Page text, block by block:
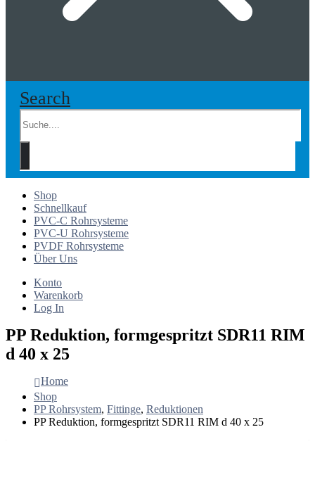
Search
Shop
Schnellkauf
PVC-C Rohrsysteme
PVC-U Rohrsysteme
PVDF Rohrsysteme
Über Uns
Konto
Warenkorb
Log In
PP Reduktion, formgespritzt SDR11 RIM
d 40 x 25
Home
Shop
PP Rohrsystem, Fittinge, Reduktionen
PP Reduktion, formgespritzt SDR11 RIM d 40 x 25